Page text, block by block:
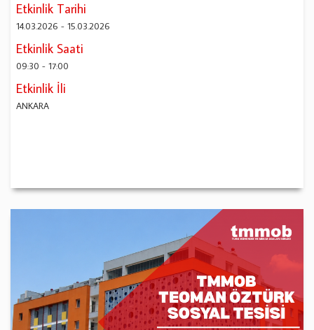
Etkinlik Tarihi
14.03.2026 -15.03.2026
Etkinlik Saati
09:30 -17:00
Etkinlik İli
ANKARA